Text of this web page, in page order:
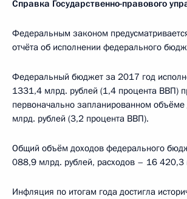
Справка Государственно-правового
Федеральным законом
отчёта об исполнении федерального
Федеральный бюджет за 2017 год
1331,4 млрд. рублей (1,4 процента ВВП)
первоначально запланированном
млрд. рублей (3,2 процента ВВП).
Общий объём доходов федерального
088,9 млрд. рублей, расходов – 16 420,3
Инфляция по итогам года достигла